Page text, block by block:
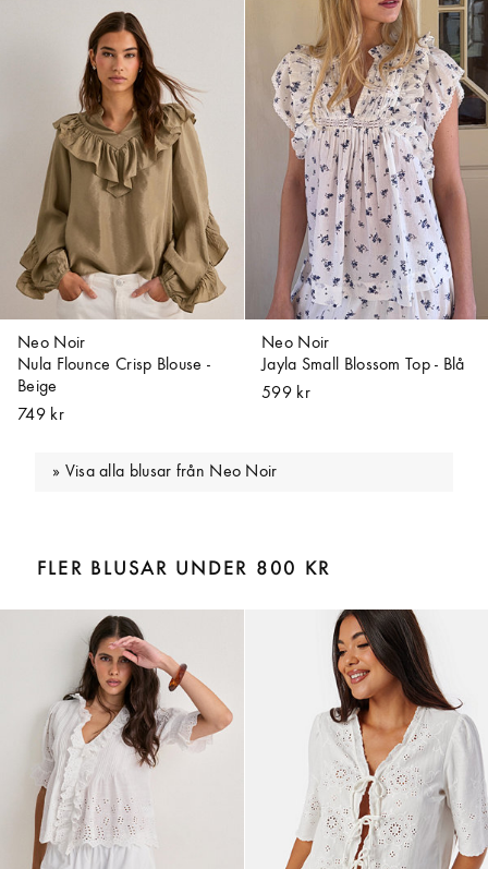
Neo Noir
Nula Flounce Crisp Blouse -
Beige
749 kr
Neo Noir
Jayla Small Blossom Top - Blå
599 kr
Visa alla blusar från Neo Noir
FLER BLUSAR UNDER 800 KR